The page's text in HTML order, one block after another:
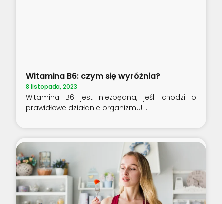
Witamina B6: czym się wyróżnia?
8 listopada, 2023
Witamina B6 jest niezbędna, jeśli chodzi o
prawidłowe działanie organizmu!